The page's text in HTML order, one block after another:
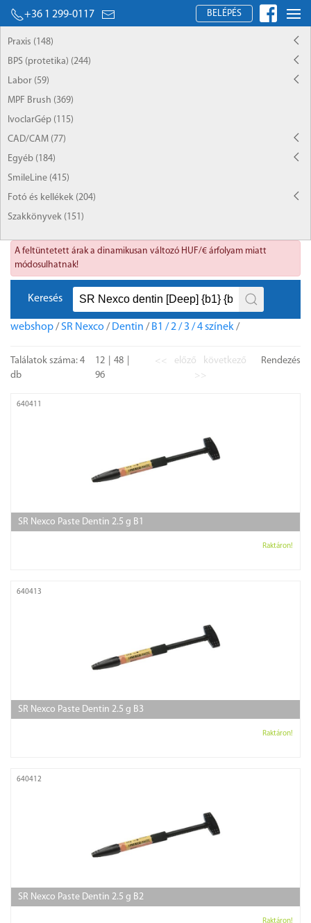
+36 1 299-0117 BELÉPÉS
Praxis (148)
BPS (protetika) (244)
Labor (59)
MPF Brush (369)
IvoclarGép (115)
CAD/CAM (77)
Egyéb (184)
SmileLine (415)
Fotó és kellékek (204)
Szakkönyvek (151)
A feltüntetett árak a dinamikusan változó HUF/€ árfolyam miatt
módosulhatnak!
Keresés
webshop/SR Nexco / Dentin / B1 / 2 / 3 / 4 színek/
Találatok száma: 4
db
12
48
96
<< előző
következő
>>
Rendezés
640411
SR Nexco Paste Dentin 2.5 g B1
Raktáron!
640413
SR Nexco Paste Dentin 2.5 g B3
Raktáron!
640412
SR Nexco Paste Dentin 2.5 g B2
Raktáron!